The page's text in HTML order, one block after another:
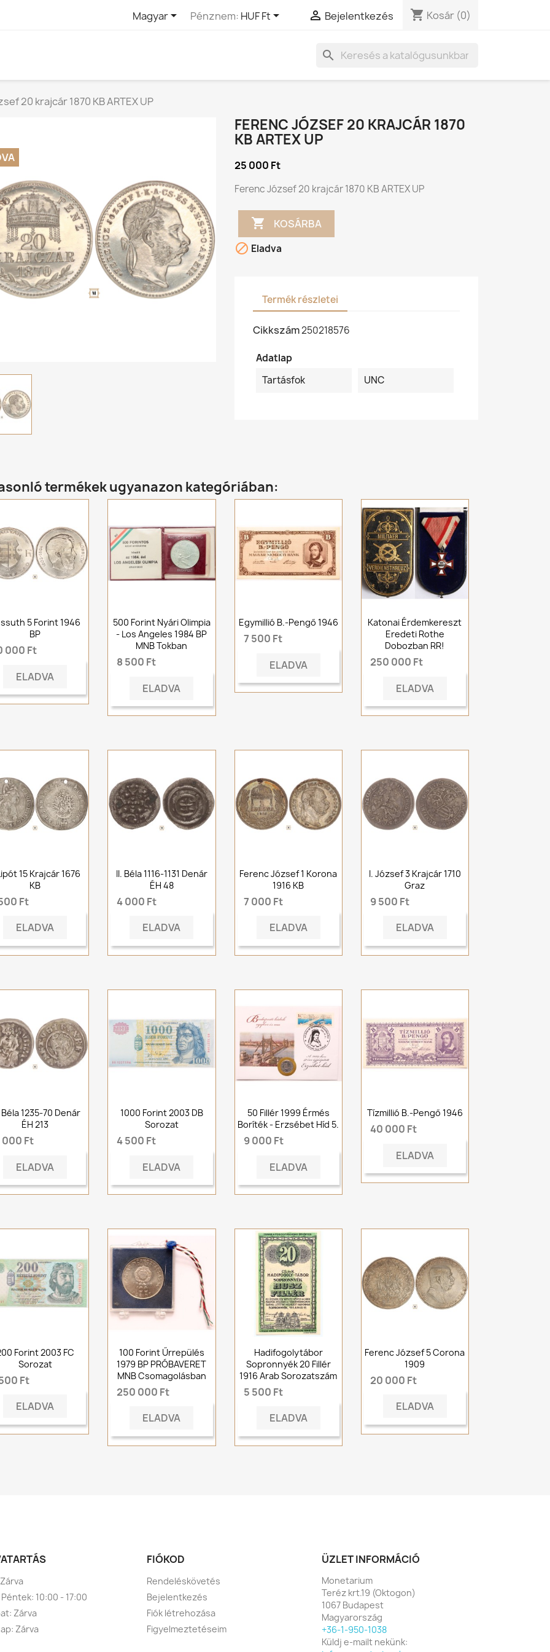
Magyar Pénznem: HUF Ft  Bejelentkezés shopping_cart Kosár (0)
search
20 krajcár 1870 KB ARTEX UP
FERENC JÓZSEF 20 KRAJCÁR 1870
KB ARTEX UP
25 000 Ft
Ferenc József 20 krajcár 1870 KB ARTEX UP
 KOSÁRBA
 Eladva
Termék részletei
Cikkszám250218576
Adatlap
Tartásfok
UNC
termékek ugyanazon kategóriában:
5 Forint 1946
BP
000 Ft
ELADVA
500 Forint Nyári Olimpia
- Los Angeles 1984 BP
MNB Tokban
8 500 Ft
ELADVA
Egymillió B.-Pengő 1946
7 500 Ft
ELADVA
Katonai Érdemkereszt
Eredeti Rothe
Dobozban RR!
250 000 Ft
ELADVA
15 Krajcár 1676
KB
Ft
ELADVA
II. Béla 1116-1131 Denár
ÉH 48
4 000 Ft
ELADVA
Ferenc József 1 Korona
1916 KB
7 000 Ft
ELADVA
I. József 3 Krajcár 1710
Graz
9 500 Ft
ELADVA
Béla 1235-70 Denár
ÉH 213
000 Ft
ELADVA
1000 Forint 2003 DB
Sorozat
4 500 Ft
ELADVA
50 Fillér 1999 Érmés
Boríték - Erzsébet Híd 5.
9 000 Ft
ELADVA
Tízmillió B.-Pengő 1946
40 000 Ft
ELADVA
Forint 2003 FC
Sorozat
Ft
ELADVA
100 Forint Űrrepülés
1979 BP PRÓBAVERET
MNB Csomagolásban
250 000 Ft
ELADVA
Hadifogolytábor
Sopronnyék 20 Fillér
1916 Arab Sorozatszám
5 500 Ft
ELADVA
Ferenc József 5 Corona
1909
20 000 Ft
ELADVA
10:00 - 17:00
Zárva
Zárva
FIÓKOD
Rendeléskövetés
Bejelentkezés
Fiók létrehozása
Figyelmeztetéseim
ÜZLET INFORMÁCIÓ
Monetarium
Teréz krt.19 (Oktogon)
1067 Budapest
Magyarország
+36-1-950-1038
Küldj e-mailt nekünk: